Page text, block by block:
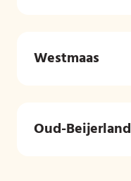
Westmaas
Oud-Beijerland